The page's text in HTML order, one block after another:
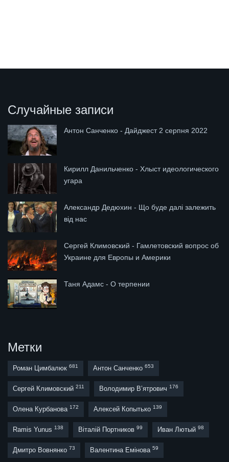
Случайные записи
Антон Санченко - Дайджест 2 серпня 2022
Кирилл Данильченко - Хлыст идеологического
угара
Александр Дедюхин - Що буде далі залежить
від нас
Сергей Климовский - Гамлетовский вопрос об
Украине для Европы и Америки
Таня Адамс - О терпении
Метки
Роман Цимбалюк 681 Антон Санченко 653
Сергей Климовский 211 Володимир В’ятрович 176
Олена Курбанова 172 Алексей Копытько 139
Ramis Yunus 138 Віталій Портников 99 Иван Лютый 98
Дмитро Вовнянко 73 Валентина Емінова 59